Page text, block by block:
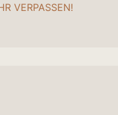
VERPASSEN!